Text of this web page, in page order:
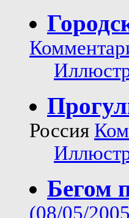
Россия
Бегом
(08/05/